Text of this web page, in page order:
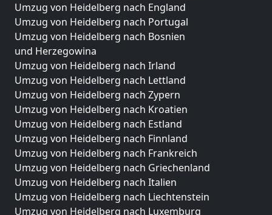
Umzug von Heidelberg nach England
Umzug von Heidelberg nach Portugal
Umzug von Heidelberg nach Bosnien
und Herzegowina
Umzug von Heidelberg nach Irland
Umzug von Heidelberg nach Lettland
Umzug von Heidelberg nach Zypern
Umzug von Heidelberg nach Kroatien
Umzug von Heidelberg nach Estland
Umzug von Heidelberg nach Finnland
Umzug von Heidelberg nach Frankreich
Umzug von Heidelberg nach Griechenland
Umzug von Heidelberg nach Italien
Umzug von Heidelberg nach Liechtenstein
Umzug von Heidelberg nach Luxemburg